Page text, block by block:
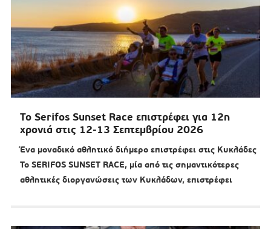
Το Serifos Sunset Race επιστρέφει για 12η
χρονιά στις 12-13 Σεπτεμβρίου 2026
Ένα μοναδικό αθλητικό διήμερο επιστρέφει στις Κυκλάδες
Το SERIFOS SUNSET RACE, μία από τις σημαντικότερες
αθλητικές διοργανώσεις των Κυκλάδων, επιστρέφει